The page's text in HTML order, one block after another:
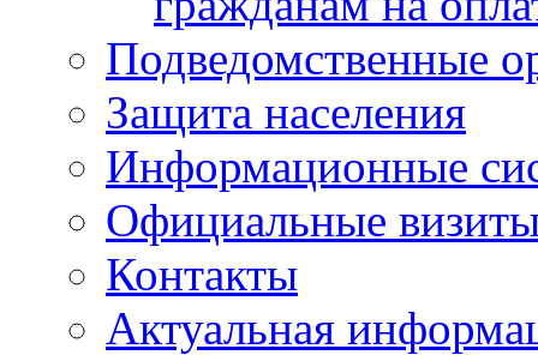
Подведомственные
Защита населения
Информационные
Официальные
Контакты
Актуальная